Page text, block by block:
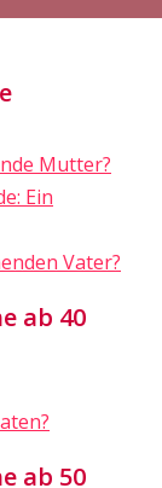
Mutter?
Ein
Vater?
ab 40
ab 50